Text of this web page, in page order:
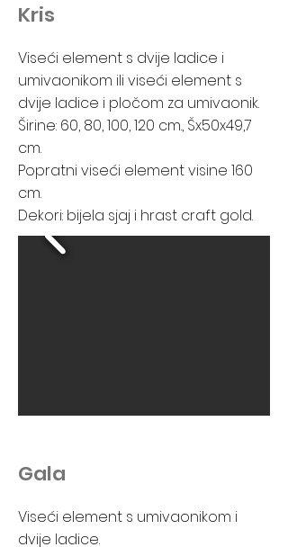
Kris
Viseći element s dvije ladice i
umivaonikom ili viseći element s
dvije ladice i pločom za umivaonik.
Širine: 60, 80, 100, 120 cm., Šx50x49,7
cm.
Popratni viseći element visine 160
cm.
Dekori: bijela sjaj i hrast craft gold.
Gala
Viseći element s umivaonikom i
dvije ladice.